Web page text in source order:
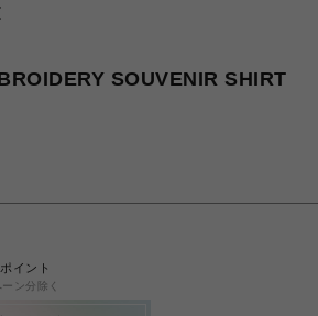
SOUVENIR SHIRT
ポイント
ン分除く